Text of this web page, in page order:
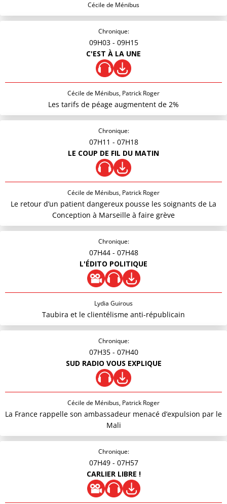
Cécile de Ménibus
Chronique:
09H03 - 09H15
C'EST À LA UNE
Cécile de Ménibus, Patrick Roger
Les tarifs de péage augmentent de 2%
Chronique:
07H11 - 07H18
LE COUP DE FIL DU MATIN
Cécile de Ménibus, Patrick Roger
Le retour d’un patient dangereux pousse les soignants de La
Conception à Marseille à faire grève
Chronique:
07H44 - 07H48
L'ÉDITO POLITIQUE
Lydia Guirous
Taubira et le clientélisme anti-républicain
Chronique:
07H35 - 07H40
SUD RADIO VOUS EXPLIQUE
Cécile de Ménibus, Patrick Roger
La France rappelle son ambassadeur menacé d’expulsion par le
Mali
Chronique:
07H49 - 07H57
CARLIER LIBRE !